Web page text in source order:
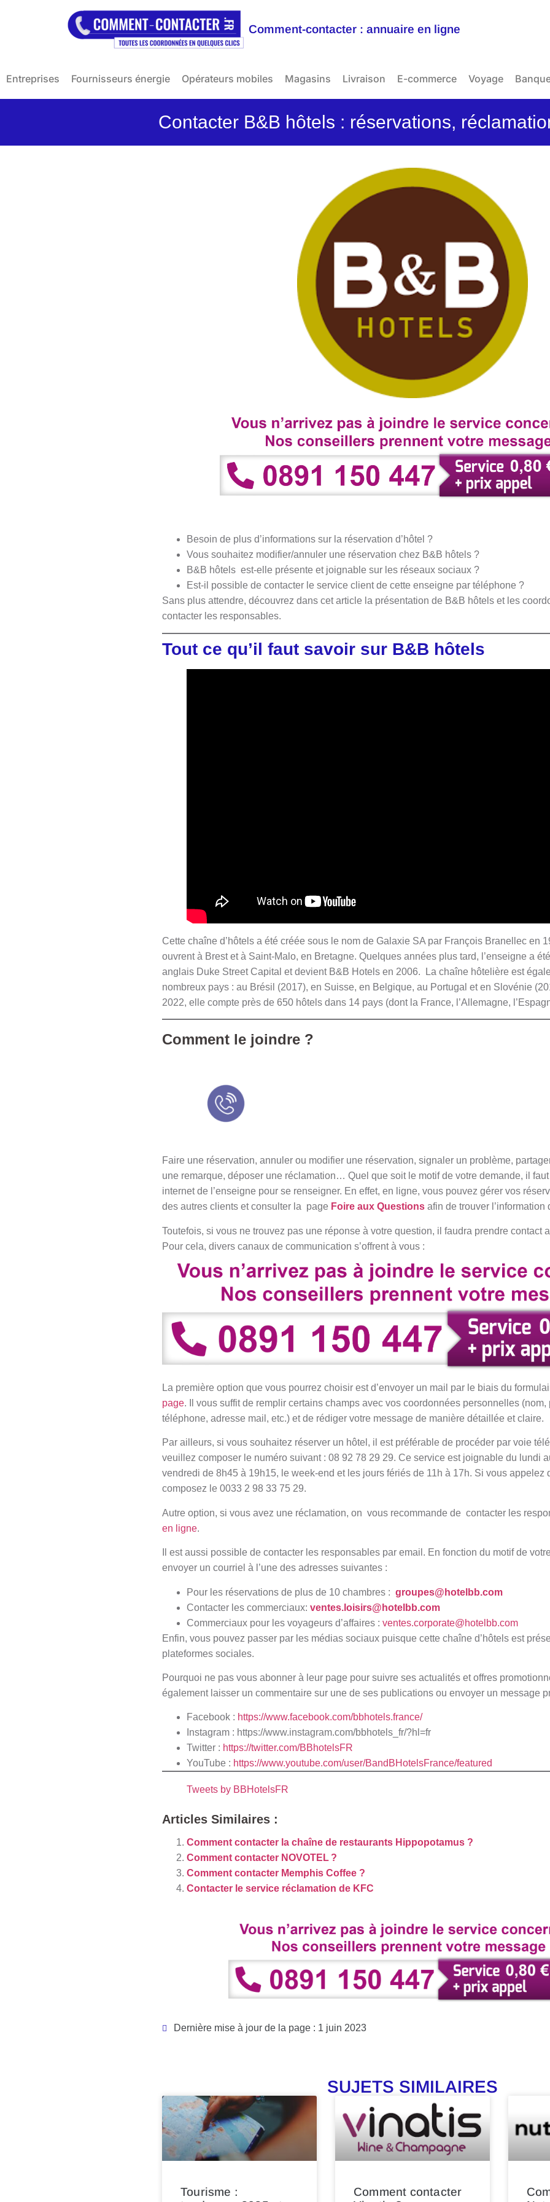
Comment-contacter : annuaire en ligne
Entreprises Fournisseurs énergie Opérateurs mobiles Magasins Livraison E-commerce Voyage
Contacter B&B hôtels : réservations,
Besoin de plus d’informations sur la réservation d’hôtel ?
Vous souhaitez modifier/annuler une réservation chez B&B hôtels ?
B&B hôtels est-elle présente et joignable sur les réseaux sociaux ?
Est-il possible de contacter le service client de cette enseigne par téléphone ?
Sans plus attendre, découvrez dans cet article la présentation de B&B hôtels et les
contacter les responsables.
Tout ce qu’il faut savoir sur B&B hôtels
Cette chaîne d’hôtels a été créée sous le nom de Galaxie SA par François Branellec en
ouvrent à Brest et à Saint-Malo, en Bretagne. Quelques années plus tard, l’enseigne a
anglais Duke Street Capital et devient B&B Hotels en 2006. La chaîne hôtelière est
nombreux pays : au Brésil (2017), en Suisse, en Belgique, au Portugal et en Slovénie
2022, elle compte près de 650 hôtels dans 14 pays (dont la France, l’Allemagne,
Comment le joindre ?
Faire une réservation, annuler ou modifier une réservation, signaler un problème,
une remarque, déposer une réclamation… Quel que soit le motif de votre demande, il faut
internet de l’enseigne pour se renseigner. En effet, en ligne, vous pouvez gérer vos
des autres clients et consulter la page Foire aux Questions afin de trouver l’information
Toutefois, si vous ne trouvez pas une réponse à votre question, il faudra prendre contact
Pour cela, divers canaux de communication s’offrent à vous :
La première option que vous pourrez choisir est d’envoyer un mail par le biais du
page. Il vous suffit de remplir certains champs avec vos coordonnées personnelles (nom,
téléphone, adresse mail, etc.) et de rédiger votre message de manière détaillée et claire.
Par ailleurs, si vous souhaitez réserver un hôtel, il est préférable de procéder par voie
veuillez composer le numéro suivant : 08 92 78 29 29. Ce service est joignable du lundi
vendredi de 8h45 à 19h15, le week-end et les jours fériés de 11h à 17h. Si vous appelez
composez le 0033 2 98 33 75 29.
Autre option, si vous avez une réclamation, on vous recommande de contacter les
en ligne.
Il est aussi possible de contacter les responsables par email. En fonction du motif de
envoyer un courriel à l’une des adresses suivantes :
Pour les réservations de plus de 10 chambres : groupes@hotelbb.com
Contacter les commerciaux: ventes.loisirs@hotelbb.com
Commerciaux pour les voyageurs d’affaires : ventes.corporate@hotelbb.com
Enfin, vous pouvez passer par les médias sociaux puisque cette chaîne d’hôtels est
plateformes sociales.
Pourquoi ne pas vous abonner à leur page pour suivre ses actualités et offres
également laisser un commentaire sur une de ses publications ou envoyer un message
Facebook : https://www.facebook.com/bbhotels.france/
Instagram : https://www.instagram.com/bbhotels_fr/?hl=fr
Twitter : https://twitter.com/BBhotelsFR
YouTube : https://www.youtube.com/user/BandBHotelsFrance/featured
Tweets by BBHotelsFR
Articles Similaires :
Comment contacter la chaîne de restaurants Hippopotamus ?
Comment contacter NOVOTEL ?
Comment contacter Memphis Coffee ?
Contacter le service réclamation de KFC
Dernière mise à jour de la page : 1 juin 2023
SUJETS SIMILAIRES
Tourisme :
Comment contacter